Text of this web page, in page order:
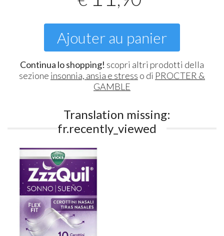
Ajouter au panier
Continua lo shopping! scopri altri prodotti della
sezione insonnia, ansia e stress o di PROCTER &
GAMBLE
Translation missing:
fr.recently_viewed